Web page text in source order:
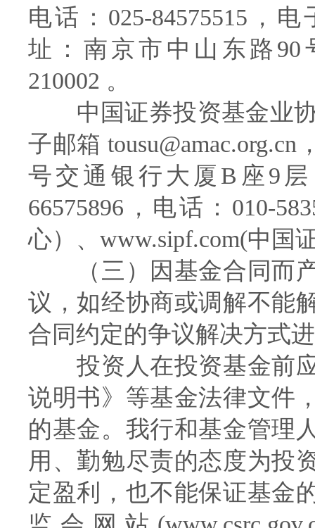
电话：025-84575515，
址：南京市中山东路
210002 。
中国证券投资基金业协
子邮箱
号交通银行大厦B座9层
66575896，电话：010-
心）、www.sipf.com(中国
（三）因基金合同而产
议，如经协商或调解不能
合同约定的争议解决方式
投资人在投资基金前应
说明书》等基金法律文件
的基金。我行和基金管理
用、勤勉尽责的态度为投
定盈利，也不能保证基金